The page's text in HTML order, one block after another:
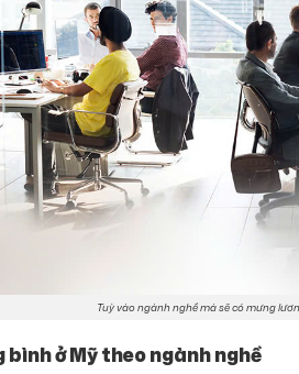
Tuỳ vào ngành nghề mà sẽ có mưng
ở Mỹ theo ngành nghề